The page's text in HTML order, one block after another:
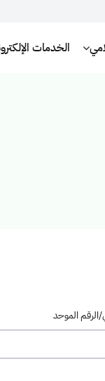
الخدمات
الموحد